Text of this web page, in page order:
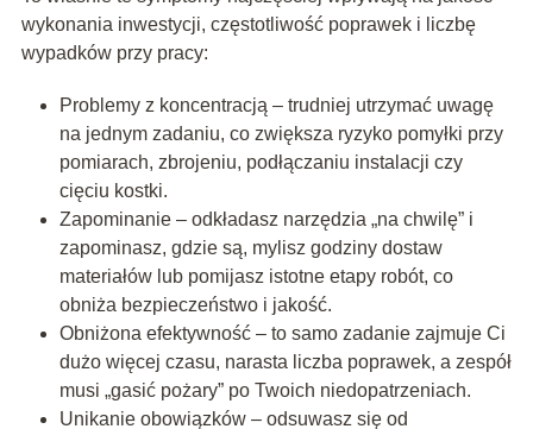
wykonania inwestycji, częstotliwość poprawek i liczbę
wypadków przy pracy:
Problemy z koncentracją – trudniej utrzymać uwagę
na jednym zadaniu, co zwiększa ryzyko pomyłki przy
pomiarach, zbrojeniu, podłączaniu instalacji czy
cięciu kostki.
Zapominanie – odkładasz narzędzia „na chwilę” i
zapominasz, gdzie są, mylisz godziny dostaw
materiałów lub pomijasz istotne etapy robót, co
obniża bezpieczeństwo i jakość.
Obniżona efektywność – to samo zadanie zajmuje Ci
dużo więcej czasu, narasta liczba poprawek, a zespół
musi „gasić pożary” po Twoich niedopatrzeniach.
Unikanie obowiązków – odsuwasz się od